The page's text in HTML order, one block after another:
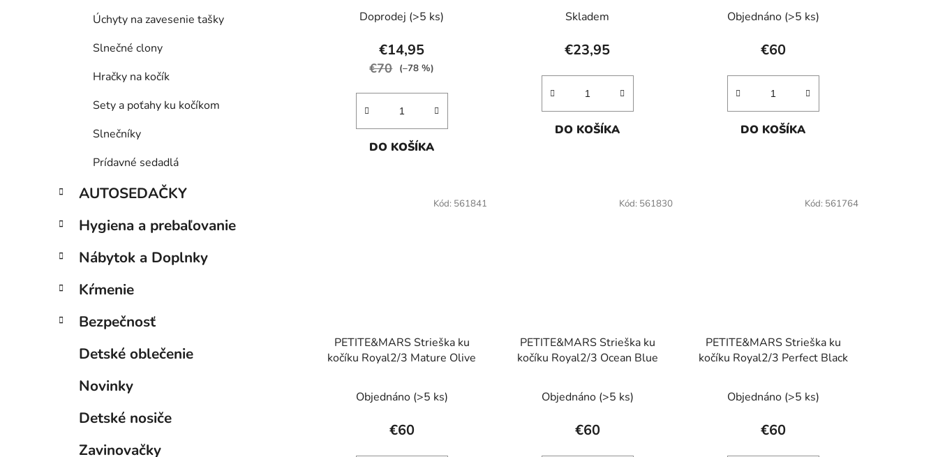
Úchyty na zavesenie tašky
Slnečné clony
Hračky na kočík
Sety a poťahy ku kočíkom
Slnečníky
Prídavné sedadlá
AUTOSEDAČKY
Hygiena a prebaľovanie
Nábytok a Doplnky
Kŕmenie
Bezpečnosť
Detské oblečenie
Novinky
Detské nosiče
Zavinovačky
Doprodej (>5 ks)
€14,95
€70 (–78 %)
DO KOŠÍKA
Skladem
€23,95
DO KOŠÍKA
Objednáno (>5 ks)
€60
DO KOŠÍKA
PETITE&MARS Strieška ku
kočíku Royal2/3 Mature Olive
Objednáno (>5 ks)
€60
Kód: 561841
PETITE&MARS Strieška ku
kočíku Royal2/3 Ocean Blue
Objednáno (>5 ks)
€60
Kód: 561830
PETITE&MARS Strieška ku
kočíku Royal2/3 Perfect Black
Objednáno (>5 ks)
€60
Kód: 561764